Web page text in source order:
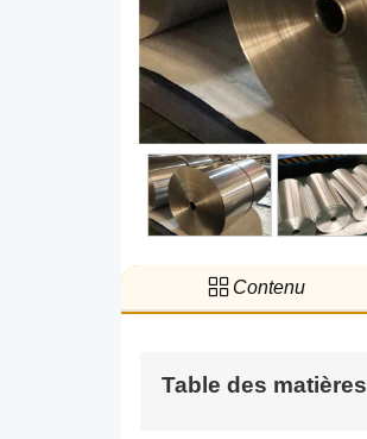
Contenu
Table des matières